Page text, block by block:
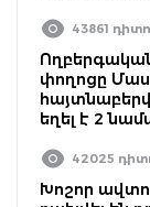
43861
փողոցը
եղել է 2
42025
Խոշոր